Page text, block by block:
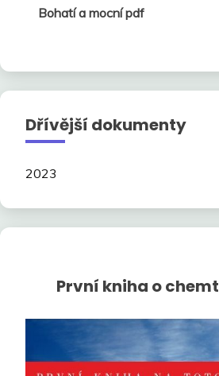
Bohatí a mocní pdf
Dřívější dokumenty
2023
První kniha o